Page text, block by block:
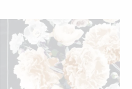
KATSO PIKANÄKYMÄ